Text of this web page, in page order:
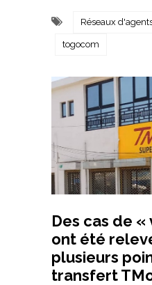
Réseaux
togocom
Des cas de
ont été
plusieurs
transfert